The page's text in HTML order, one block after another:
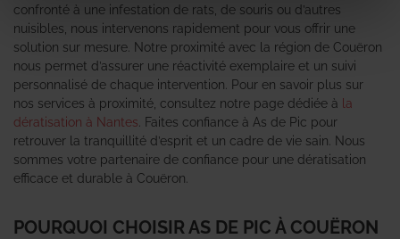
confronté à une infestation de rats, de souris ou d’autres
nuisibles, nous intervenons rapidement pour vous offrir une
solution sur mesure. Notre proximité avec la région de Couëron
nous permet d’assurer une réactivité exemplaire et un suivi
personnalisé de chaque intervention. Pour en savoir plus sur
nos services à proximité, consultez notre page dédiée à la
dératisation à Nantes . Faites confiance à As de Pic pour
retrouver la tranquillité d’esprit et un cadre de vie sain. Nous
sommes votre partenaire de confiance pour une dératisation
efficace et durable à Couëron.
POURQUOI CHOISIR AS DE PIC À COUËRON